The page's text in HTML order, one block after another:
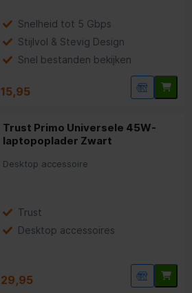
Snelheid tot 5 Gbps
Stijlvol & Stevig Design
Snel bestanden bekijken
15,95
Trust Primo Universele 45W-
laptopoplader Zwart
Desktop accessoire
Trust
Desktop accessoires
29,95